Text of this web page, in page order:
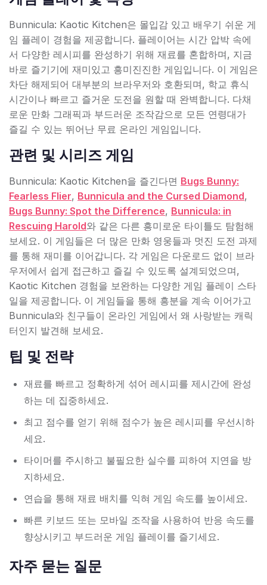
Bunnicula: Kaotic Kitchen은 몰입감 있고 배우기 쉬운 게
임 플레이 경험을 제공합니다. 플레이어는 시간 압박 속에
서 다양한 레시피를 완성하기 위해 재료를 혼합하며, 지금
바로 즐기기에 재미있고 흥미진진한 게임입니다. 이 게임은
차단 해제되어 대부분의 브라우저와 호환되며, 학교 휴식
시간이나 빠르고 즐거운 도전을 원할 때 완벽합니다. 다채
로운 만화 그래픽과 부드러운 조작감으로 모든 연령대가
즐길 수 있는 뛰어난 무료 온라인 게임입니다.
관련 및 시리즈 게임
Bunnicula: Kaotic Kitchen을 즐긴다면 Bugs Bunny:
Fearless Flier, Bunnicula and the Cursed Diamond,
Bugs Bunny: Spot the Difference, Bunnicula: in
Rescuing Harold와 같은 다른 흥미로운 타이틀도 탐험해
보세요. 이 게임들은 더 많은 만화 영웅들과 멋진 도전 과제
를 통해 재미를 이어갑니다. 각 게임은 다운로드 없이 브라
우저에서 쉽게 접근하고 즐길 수 있도록 설계되었으며,
Kaotic Kitchen 경험을 보완하는 다양한 게임 플레이 스타
일을 제공합니다. 이 게임들을 통해 흥분을 계속 이어가고
Bunnicula와 친구들이 온라인 게임에서 왜 사랑받는 캐릭
터인지 발견해 보세요.
팁 및 전략
재료를 빠르고 정확하게 섞어 레시피를 제시간에 완성
하는 데 집중하세요.
최고 점수를 얻기 위해 점수가 높은 레시피를 우선시하
세요.
타이머를 주시하고 불필요한 실수를 피하여 지연을 방
지하세요.
연습을 통해 재료 배치를 익혀 게임 속도를 높이세요.
빠른 키보드 또는 모바일 조작을 사용하여 반응 속도를
향상시키고 부드러운 게임 플레이를 즐기세요.
자주 묻는 질문